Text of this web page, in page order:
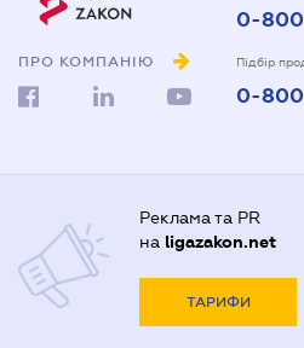
ПРО КОМПАНІЮ
0-
Підбір
0-
Реклама та PR
на ligazakon.net
ТАРИФИ